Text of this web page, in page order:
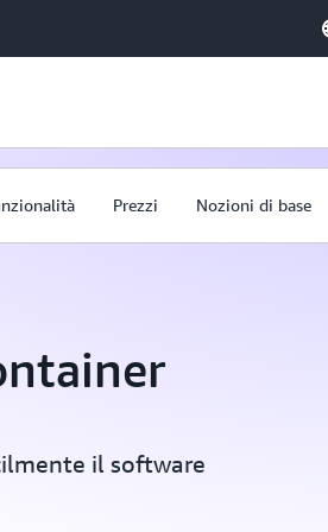
Prezzi Nozioni di base
il software